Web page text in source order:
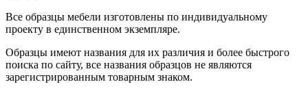
Все образцы мебели изготовлены по индивидуальному
проекту в единственном экземпляре.
Образцы имеют названия для их различия и более быстрого
поиска по сайту, все названия образцов не являются
зарегистрированным товарным знаком.